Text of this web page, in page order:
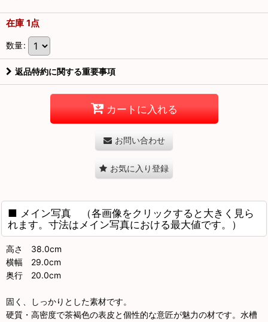
在庫 1点
数量:
返品特約に関する重要事項
カートに入れる
お問い合わせ
お気に入り登録
■ メイン写真 （各画像をクリックすると大きく見ら
れます。寸法はメイン写真における最大値です。）
高さ 38.0cm
横幅 29.0cm
奥行 20.0cm
固く、しっかりとした素材です。
硬質・高密度で茶褐色の表皮と個性的な意匠が魅力の材です。水槽